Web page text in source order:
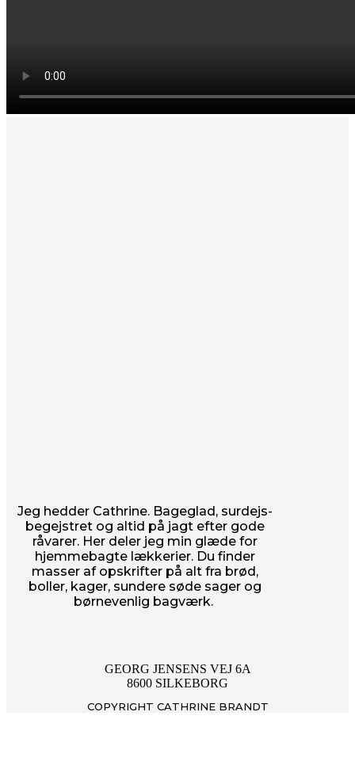
Jeg hedder Cathrine. Bageglad, surdejs-
begejstret og altid på jagt efter gode
råvarer. Her deler jeg min glæde for
hjemmebagte lækkerier. Du finder
masser af opskrifter på alt fra brød,
boller, kager, sundere søde sager og
børnevenlig bagværk.
GEORG JENSENS VEJ 6A
8600 SILKEBORG
COPYRIGHT CATHRINE BRANDT